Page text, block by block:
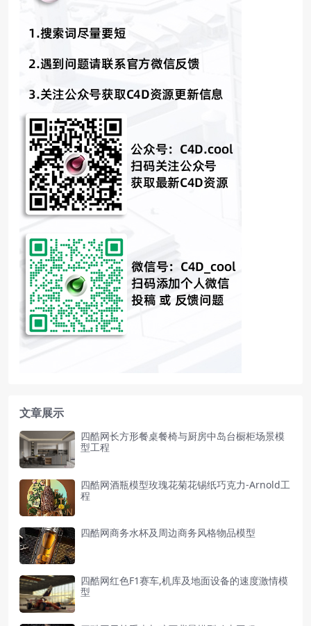
文章展示
四酷网长方形餐桌餐椅与厨房中岛台橱柜场景模
型工程
四酷网酒瓶模型玫瑰花菊花锡纸巧克力-Arnold工
程
四酷网商务水杯及周边商务风格物品模型
四酷网红色F1赛车,机库及地面设备的速度激情模
型